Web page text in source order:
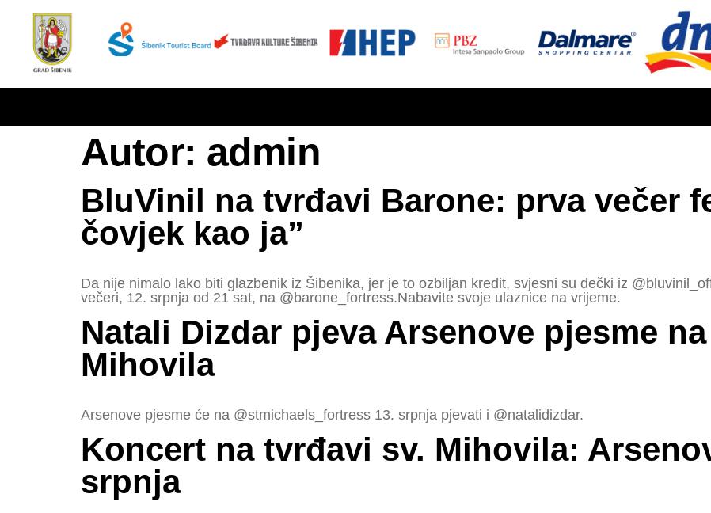
Autor: admin
BluVinil na tvrđavi Barone: prva večer
čovjek kao ja”
Da nije nimalo lako biti glazbenik iz Šibenika, jer je to ozbiljan kredit, svjesni su dečki iz
večeri, 12. srpnja od 21 sat, na @barone_fortress.Nabavite svoje ulaznice na vrijeme.
Natali Dizdar pjeva Arsenove pjesme
Mihovila
Arsenove pjesme će na @stmichaels_fortress 13. srpnja pjevati i @natalidizdar.
Koncert na tvrđavi sv. Mihovila:
srpnja